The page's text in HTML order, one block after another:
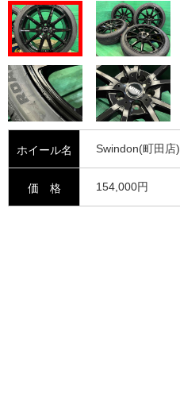
ホイール名 Swindon(町田店)
価 格 154,000円